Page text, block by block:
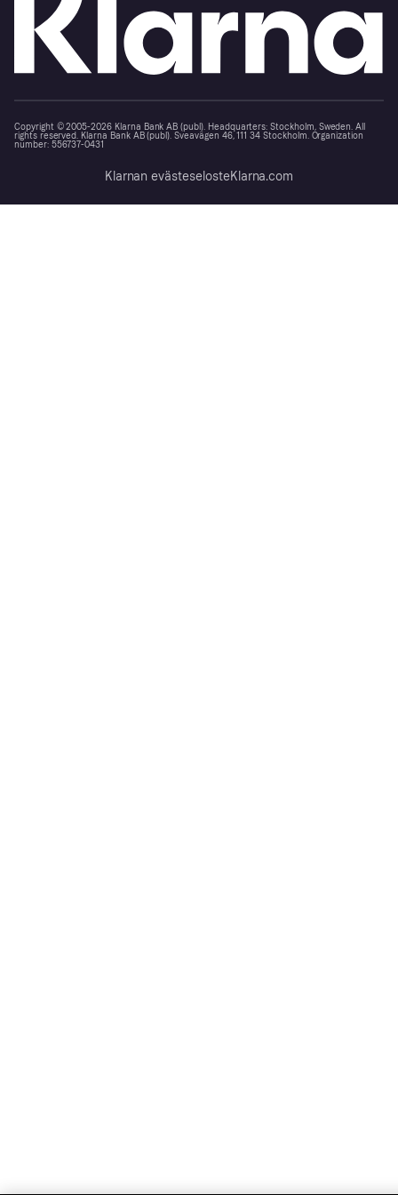
Copyright © 2005-2026 Klarna Bank AB (publ). Headquarters: Stockholm, Sweden. All
rights reserved. Klarna Bank AB (publ). Sveavägen 46, 111 34 Stockholm. Organization
number: 556737-0431
Klarnan evästeselosteKlarna.com